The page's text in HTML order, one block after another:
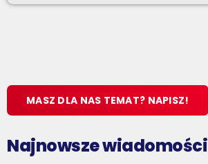
MASZ DLA NAS TEMAT? NAPISZ!
Najnowsze wiadomości